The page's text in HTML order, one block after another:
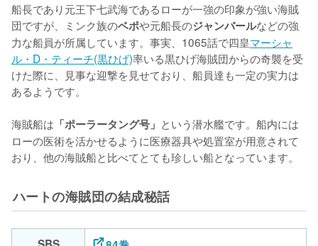
船長であり元王下七武海であるローが一強の印象が強い海賊
団ですが、ミンク族のベポや元船長のジャンバールなどの強
力な船員が所属しています。事実、1065話で四皇マーシャ
ル・D・ティーチ(黒ひげ)率いる黒ひげ海賊団からの奇襲を受
けた際に、見事な迎撃を見せており、船員達も一定の実力は
あるようです。
海賊船は 「ポーラータング号」 という潜水艦です。船内には
ローの医術を活かせるように医療器具や処置室が用意されて
ハートの海賊団の結成秘話